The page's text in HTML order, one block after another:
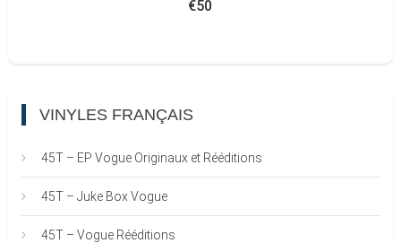
€50
VINYLES FRANÇAIS
45T – EP Vogue Originaux et Rééditions
45T – Juke Box Vogue
45T – Vogue Rééditions